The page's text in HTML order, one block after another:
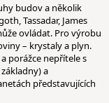
budov a několik
Tassadar, James
ovládat. Pro výrobu
– krystaly a plyn.
porážce nepřítele s
a
představujících